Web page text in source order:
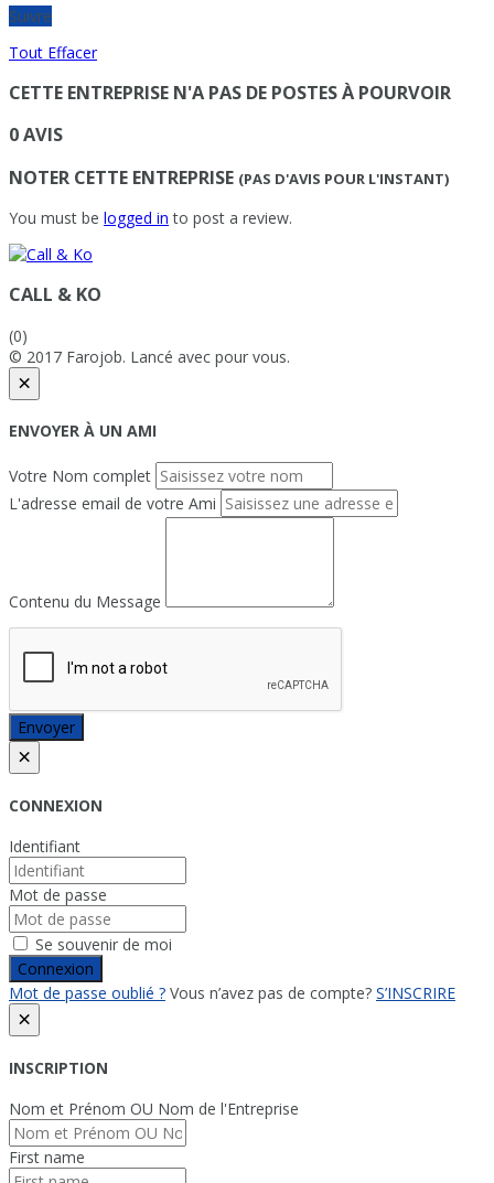
Suivre
Tout Effacer
CETTE ENTREPRISE N'A PAS DE POSTES À POURVOIR
0 AVIS
NOTER CETTE ENTREPRISE (PAS D'AVIS POUR L'INSTANT)
You must be logged in to post a review.
CALL & KO
(0)
© 2017 Farojob. Lancé avec pour vous.
×
ENVOYER À UN AMI
Votre Nom complet
L'adresse email de votre Ami
Contenu du Message
Envoyer
×
CONNEXION
Identifiant
Mot de passe
Se souvenir de moi
Connexion
Mot de passe oublié ? Vous n’avez pas de compte? S’INSCRIRE
×
INSCRIPTION
Nom et Prénom OU Nom de l'Entreprise
First name